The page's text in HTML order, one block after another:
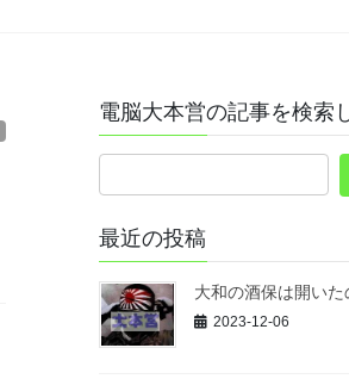
電脳大本営の記事を検索
最近の投稿
大和の酒保は開いた
2023-12-06